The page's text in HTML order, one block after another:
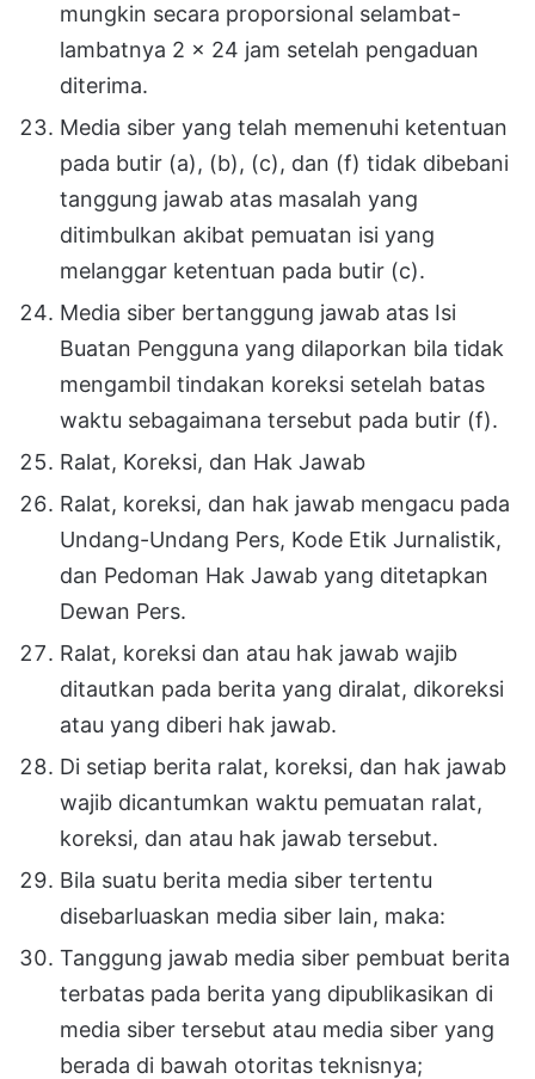
mungkin secara proporsional selambat-
lambatnya 2 x 24 jam setelah pengaduan
diterima.
Media siber yang telah memenuhi ketentuan
pada butir (a), (b), (c), dan (f) tidak dibebani
tanggung jawab atas masalah yang
ditimbulkan akibat pemuatan isi yang
melanggar ketentuan pada butir (c).
Media siber bertanggung jawab atas Isi
Buatan Pengguna yang dilaporkan bila tidak
mengambil tindakan koreksi setelah batas
waktu sebagaimana tersebut pada butir (f).
Ralat, Koreksi, dan Hak Jawab
Ralat, koreksi, dan hak jawab mengacu pada
Undang-Undang Pers, Kode Etik Jurnalistik,
dan Pedoman Hak Jawab yang ditetapkan
Dewan Pers.
Ralat, koreksi dan atau hak jawab wajib
ditautkan pada berita yang diralat, dikoreksi
atau yang diberi hak jawab.
Di setiap berita ralat, koreksi, dan hak jawab
wajib dicantumkan waktu pemuatan ralat,
koreksi, dan atau hak jawab tersebut.
Bila suatu berita media siber tertentu
disebarluaskan media siber lain, maka:
Tanggung jawab media siber pembuat berita
terbatas pada berita yang dipublikasikan di
media siber tersebut atau media siber yang
berada di bawah otoritas teknisnya;